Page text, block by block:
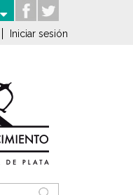
Iniciar sesión